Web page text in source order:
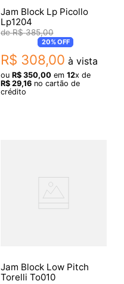
Jam Block Lp Picollo
Lp1204
R$ 385,00
20%OFF
R$ 308,00 à vista
ou R$ 350,00em 12x de
R$ 29,16no cartão de
crédito
Jam Block Low Pitch
Torelli To010